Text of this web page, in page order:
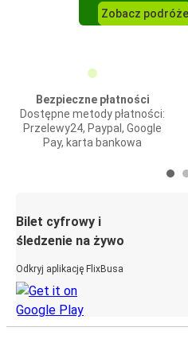
Zobacz podróże
Bezpieczne płatności
Dostępne metody płatności:
Przelewy24, Paypal, Google
Pay, karta bankowa
Bilet cyfrowy i
śledzenie na żywo
Odkryj aplikację FlixBusa